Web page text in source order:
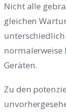
Nicht alle
gleichen
normalerweise
Geräten.
Zu den